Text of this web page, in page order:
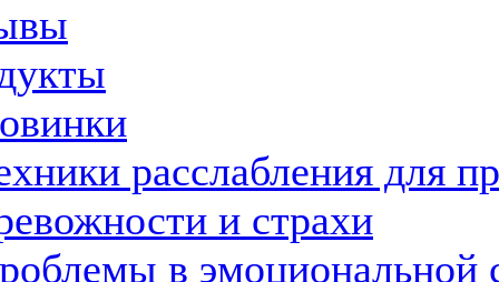
расслабления для
и страхи
в эмоциональной